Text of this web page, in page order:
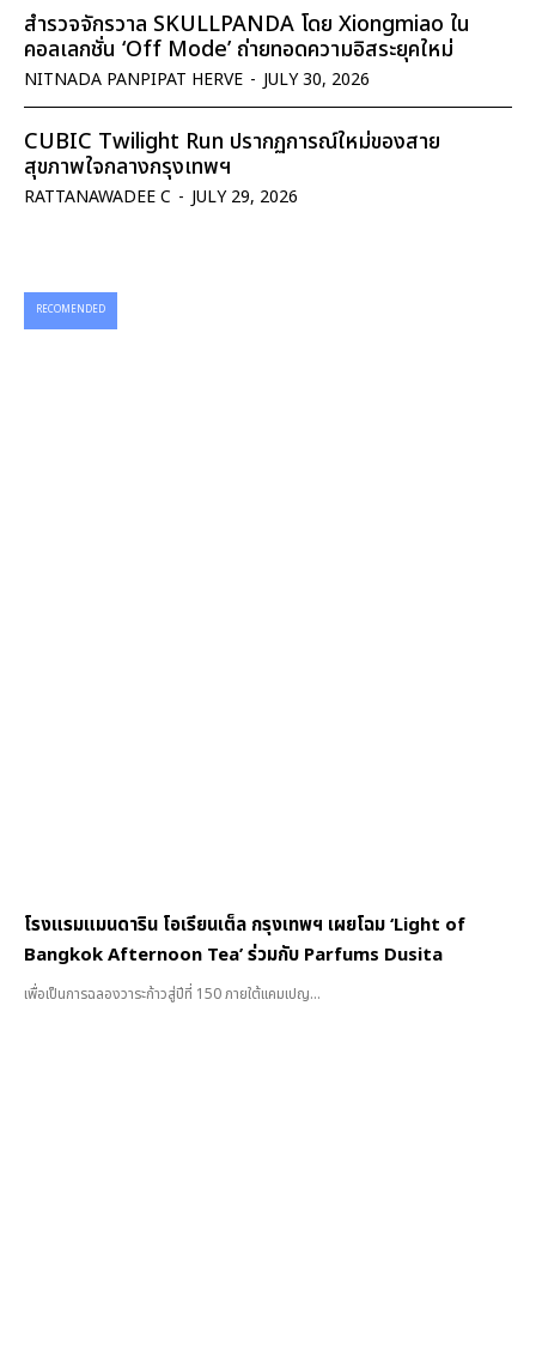
สำรวจจักรวาล SKULLPANDA โดย Xiongmiao ใน
คอลเลกชั่น ‘Off Mode’ ถ่ายทอดความอิสระยุคใหม่
NITNADA PANPIPAT HERVE - JULY 30, 2026
CUBIC Twilight Run ปรากฏการณ์ใหม่ของสาย
สุขภาพใจกลางกรุงเทพฯ
RATTANAWADEE C - JULY 29, 2026
RECOMENDED
โรงแรมแมนดาริน โอเรียนเต็ล กรุงเทพฯ เผยโฉม ‘Light of
Bangkok Afternoon Tea’ ร่วมกับ Parfums Dusita
เพื่อเป็นการฉลองวาระก้าวสู่ปีที่ 150 ภายใต้แคมเปญ...